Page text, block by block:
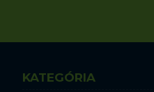
KATEGÓRIA